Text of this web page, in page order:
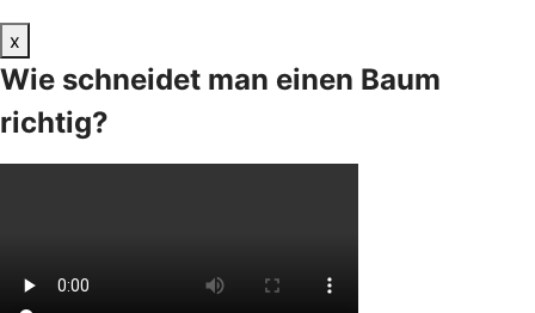
x
Wie schneidet man einen Baum
richtig?